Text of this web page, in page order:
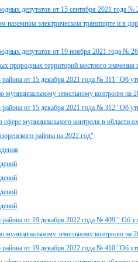
депутатов от 15 сентября 2021
наземном электрическом транспорте и в
депутатов от 19 ноября 2021 года
природных территорий местного значения
района от 15 декабря 2021 года № 311 "Об
муниципальному земельному контролю на
района от 15 декабря 2021 года № 312 "Об
муниципального контроля в области
района на 2022 год"
района от 19 декабря 2022 года № 409 "
муниципальному земельному контролю на
района от 19 декабря 2022 года № 410 "Об